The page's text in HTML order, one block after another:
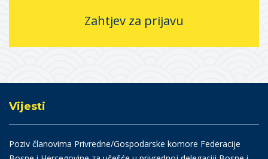
Zahtjev za prijavu
Vijesti
Poziv članovima Privredne/Gospodarske komore Federacije